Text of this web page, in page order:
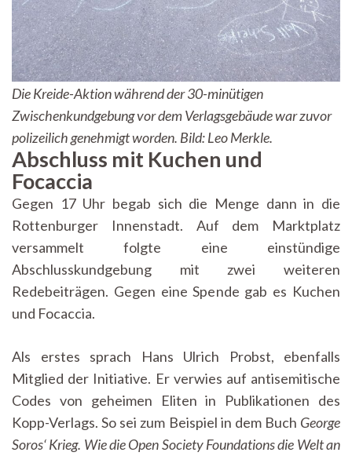
Die Kreide-Aktion während der 30-minütigen
Zwischenkundgebung vor dem Verlagsgebäude war zuvor
polizeilich genehmigt worden. Bild: Leo Merkle.
Abschluss mit Kuchen und
Focaccia
Gegen 17 Uhr begab sich die Menge dann in die
Rottenburger Innenstadt. Auf dem Marktplatz
versammelt folgte eine einstündige
Abschlusskundgebung mit zwei weiteren
Redebeiträgen. Gegen eine Spende gab es Kuchen
und Focaccia.
Als erstes sprach Hans Ulrich Probst, ebenfalls
Mitglied der Initiative. Er verwies auf antisemitische
Codes von geheimen Eliten in Publikationen des
Kopp-Verlags. So sei zum Beispiel in dem Buch George
Soros‘ Krieg. Wie die Open Society Foundations die Welt an